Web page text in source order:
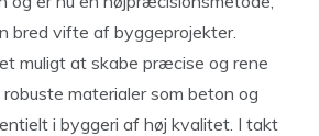
bred vifte af byggeprojekter.
muligt at skabe præcise og rene
materialer som beton og
i byggeri af høj kvalitet. I takt